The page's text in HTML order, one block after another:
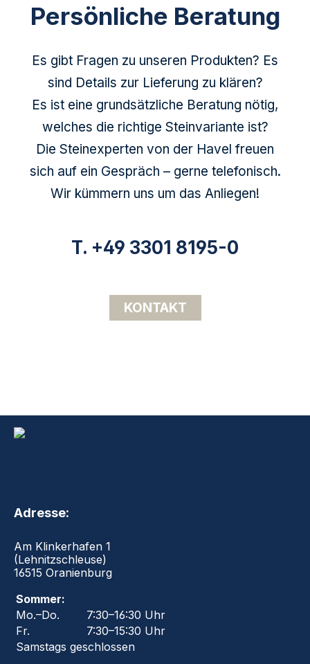
Persönliche Beratung
Es gibt Fragen zu unseren Produkten? Es
sind Details zur Lieferung zu klären?
Es ist eine grundsätzliche Beratung nötig,
welches die richtige Steinvariante ist?
Die Steinexperten von der Havel freuen
sich auf ein Gespräch – gerne telefonisch.
Wir kümmern uns um das Anliegen!
T. +49 3301 8195-0
KONTAKT
Adresse:
Am Klinkerhafen 1
(Lehnitzschleuse)
16515 Oranienburg
Sommer:
Mo.–Do.
7:30–16:30 Uhr
Fr.
7:30–15:30 Uhr
Samstags geschlossen